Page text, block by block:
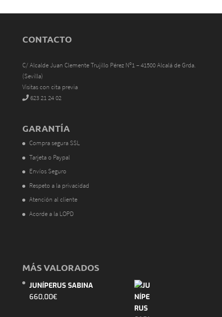
CONTACTO
C/ Alcalde Juan Clemente Trujillo Pérez Nº1 – 41500 Alcalá de Grda.
(Sevilla)
Visitas con cita previa
623 21 24 02
GARANTÍA
Compra segura SSL
Tarjeta o Paypal
Envíos Seguro
Respeto a la privacidad
Atención al cliente
Acorde a la LOPD
MÁS VALORADOS
JUNÍPERUS SABINA
660,00€